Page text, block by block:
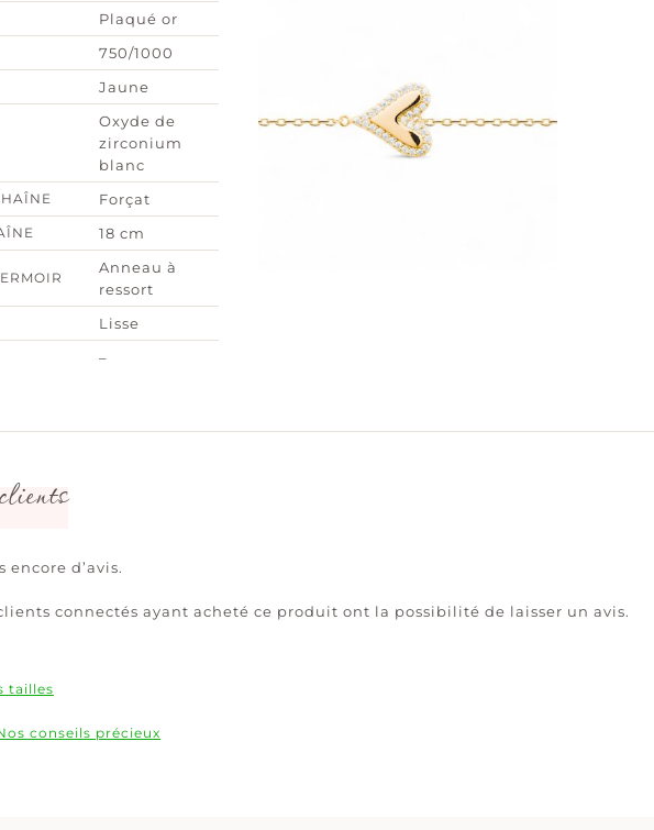
Plaqué or
750/1000
Jaune
Oxyde de
zirconium
blanc
Forçat
18 cm
Anneau à
ressort
Lisse
–
encore d’avis.
connectés ayant acheté ce produit ont la possibilité de laisser un avis.
tailles
conseils précieux